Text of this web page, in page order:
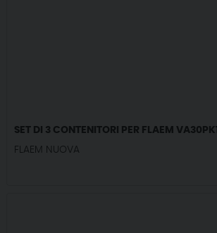
SET DI 3 CONTENITORI PER FLAEM VA30PK1
FLAEM NUOVA